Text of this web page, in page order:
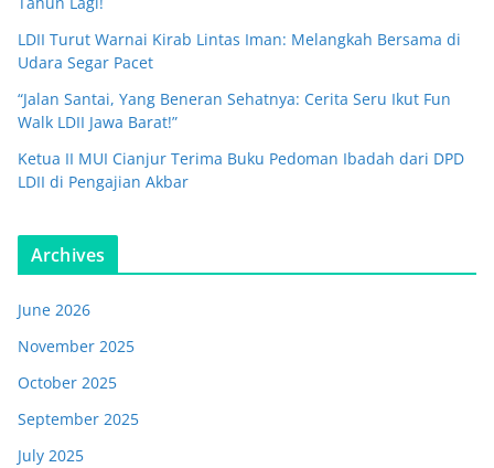
LDII Turut Warnai Kirab Lintas Iman: Melangkah Bersama di
Udara Segar Pacet
“Jalan Santai, Yang Beneran Sehatnya: Cerita Seru Ikut Fun
Walk LDII Jawa Barat!”
Ketua II MUI Cianjur Terima Buku Pedoman Ibadah dari DPD
LDII di Pengajian Akbar
Archives
June 2026
November 2025
October 2025
September 2025
July 2025